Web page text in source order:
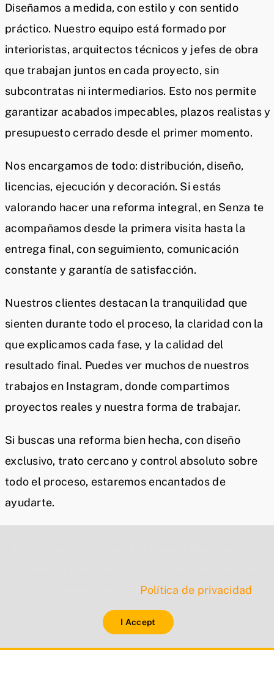
Diseñamos a medida, con estilo y con sentido
práctico. Nuestro equipo está formado por
interioristas, arquitectos técnicos y jefes de obra
que trabajan juntos en cada proyecto, sin
subcontratas ni intermediarios. Esto nos permite
garantizar acabados impecables, plazos realistas y
presupuesto cerrado desde el primer momento.
Nos encargamos de todo: distribución, diseño,
licencias, ejecución y decoración. Si estás
valorando hacer una reforma integral, en Senza te
acompañamos desde la primera visita hasta la
entrega final, con seguimiento, comunicación
constante y garantía de satisfacción.
Nuestros clientes destacan la tranquilidad que
sienten durante todo el proceso, la claridad con la
que explicamos cada fase, y la calidad del
resultado final. Puedes ver muchos de nuestros
trabajos en Instagram, donde compartimos
proyectos reales y nuestra forma de trabajar.
Si buscas una reforma bien hecha, con diseño
exclusivo, trato cercano y control absoluto sobre
todo el proceso, estaremos encantados de
ayudarte.
Política de privacidad
I Accept